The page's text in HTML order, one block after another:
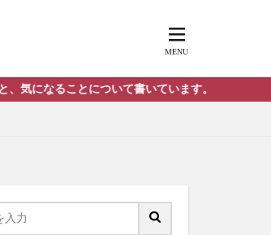
について書いています。